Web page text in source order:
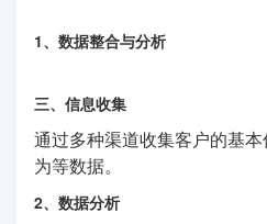
1、数据整合与分析
三、信息收集
通过多种渠道收集客户的基
为等数据。
2、数据分析